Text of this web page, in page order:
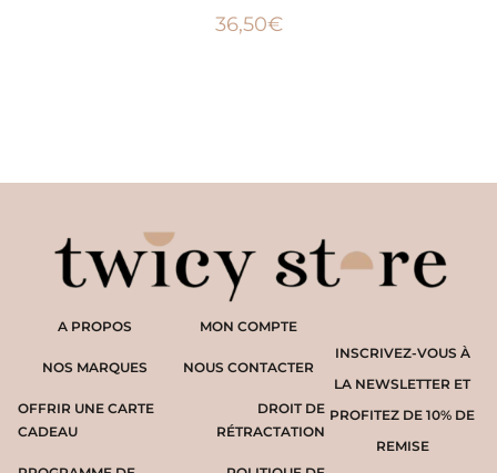
36,50€
A PROPOS
NOS MARQUES
OFFRIR UNE CARTE
CADEAU
INSCRIVEZ-VOUS À
LA NEWSLETTER ET
PROFITEZ DE 10% DE
REMISE
MON COMPTE
NOUS CONTACTER
DROIT DE
RÉTRACTATION